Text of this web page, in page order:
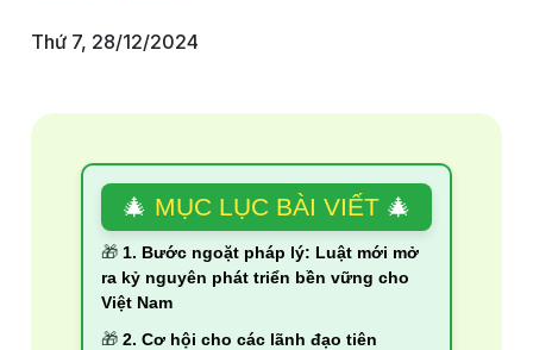
Thứ 7, 28/12/2024
🎄 MỤC LỤC BÀI VIẾT🎄
🎁 1. Bước ngoặt pháp lý: Luật mới mở
ra kỷ nguyên phát triển bền vững cho
Việt Nam
🎁 2. Cơ hội cho các lãnh đạo tiên